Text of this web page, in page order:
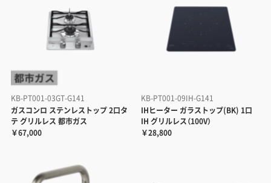
KB-PT001-03GT-G141
ガスコンロ ステンレストップ 2口タ
テ グリルレス 都市ガス
￥67,000
KB-PT001-09IH-G141
IHヒーター ガラストップ(BK) 1口
IH グリルレス（100V）
￥28,800